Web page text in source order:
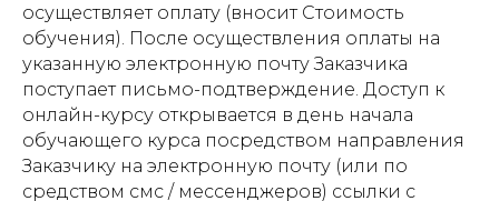
осуществляет оплату (вносит Стоимость
обучения). После осуществления оплаты на
указанную электронную почту Заказчика
поступает письмо-подтверждение. Доступ к
онлайн-курсу открывается в день начала
обучающего курса посредством направления
Заказчику на электронную почту (или по
средством смс / мессенджеров) ссылки с